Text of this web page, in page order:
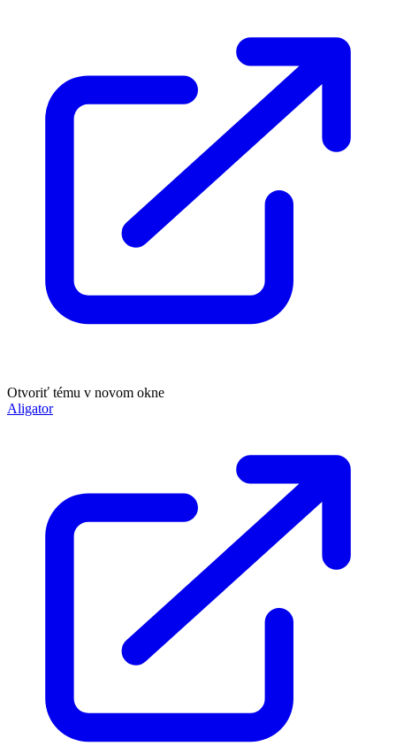
Otvoriť tému v novom okne
Aligator